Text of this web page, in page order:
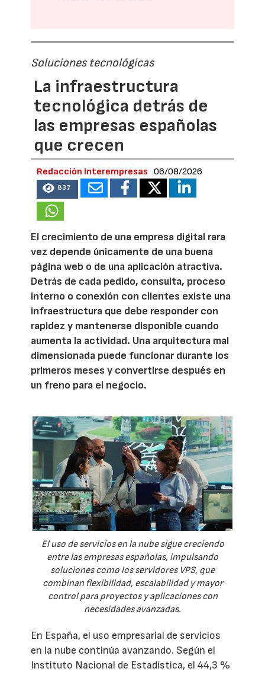
Soluciones tecnológicas
La infraestructura
tecnológica detrás de
las empresas españolas
que crecen
Redacción Interempresas 06/08/2026
837
El crecimiento de una empresa digital rara
vez depende únicamente de una buena
página web o de una aplicación atractiva.
Detrás de cada pedido, consulta, proceso
interno o conexión con clientes existe una
infraestructura que debe responder con
rapidez y mantenerse disponible cuando
aumenta la actividad. Una arquitectura mal
dimensionada puede funcionar durante los
primeros meses y convertirse después en
un freno para el negocio.
El uso de servicios en la nube sigue creciendo
entre las empresas españolas, impulsando
soluciones como los servidores VPS, que
combinan flexibilidad, escalabilidad y mayor
control para proyectos y aplicaciones con
necesidades avanzadas.
En España, el uso empresarial de servicios
en la nube continúa avanzando. Según el
Instituto Nacional de Estadística, el 44,3 %